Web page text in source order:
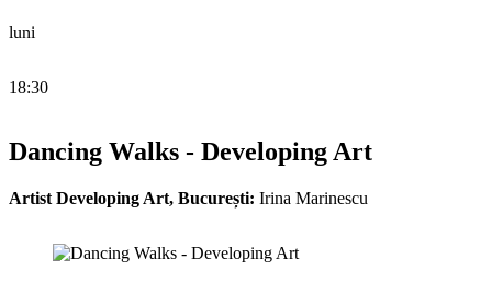
luni
18:30
Dancing Walks - Developing Art
Artist Developing Art, București: Irina Marinescu